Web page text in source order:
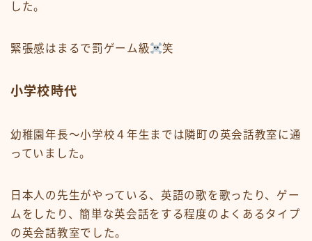
した。
緊張感はまるで罰ゲーム級 笑
小学校時代
幼稚園年長〜小学校４年生までは隣町の英会話教室 に通
っていました。
日本人の先生がやっている、英語の歌を歌ったり、ゲー
ムをしたり、簡単な英会話をする程度のよくあるタイプ
の英会話教室でした。